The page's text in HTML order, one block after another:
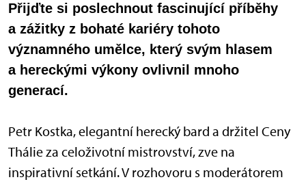
Přijďte si poslechnout fascinující příběhy
a zážitky z bohaté kariéry tohoto
významného umělce, který svým hlasem
a hereckými výkony ovlivnil mnoho
generací.
Petr Kostka, elegantní herecký bard a držitel Ceny
Thálie za celoživotní mistrovství, zve na
inspirativní setkání. V rozhovoru s moderátorem